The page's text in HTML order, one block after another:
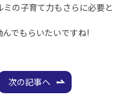
の子育て力もさらに必要と
でもらいたいですね!
次の記事へ